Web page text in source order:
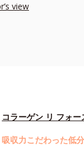
view
コラーゲン リ フォ
吸収力こだわった低